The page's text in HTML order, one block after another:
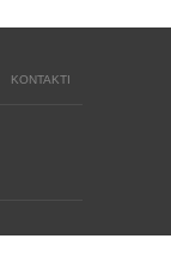
KONTAKTI